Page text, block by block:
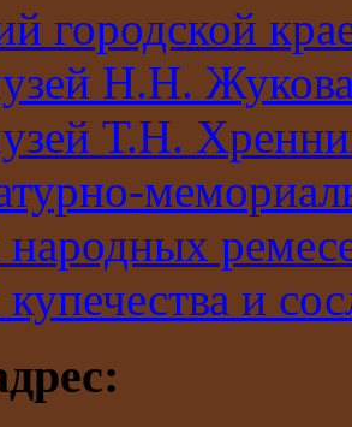
городской
Н.Н.
Т.Н.
и